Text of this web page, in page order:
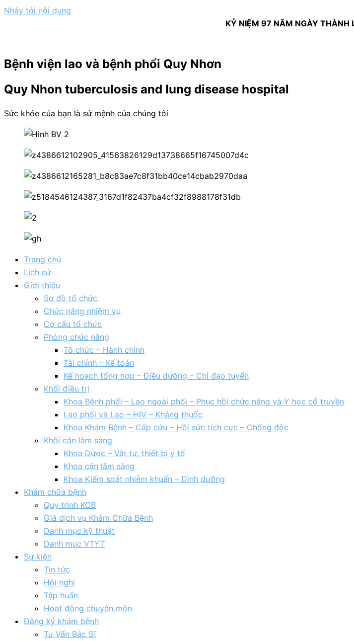
Nhảy tới nội dung
KỶ NIỆM 97 NĂM NGÀY THÀNH
Bệnh viện lao và bệnh phổi Quy Nhơn
Quy Nhon tuberculosis and lung disease hospital
Sức khỏe của bạn là sứ mệnh của chúng tôi
Trang chủ
Lịch sử
Giới thiệu
Sơ đồ tổ chức
Chức năng nhiệm vụ
Cơ cấu tổ chức
Phòng chức năng
Tổ chức – Hành chính
Tài chính – Kế toán
Kế hoạch tổng hợp – Điều dưỡng – Chỉ đạo tuyển
Khối điều trị
Khoa Bệnh phổi – Lao ngoài phổi – Phục hồi chức năng và Y học cổ truyền
Lao phổi và Lao – HIV – Kháng thuốc
Khoa Khám Bệnh – Cấp cứu – Hồi sức tích cực – Chống độc
Khối cận lâm sàng
Khoa Dược – Vật tư, thiết bị y tế
Khoa cận lâm sàng
Khoa Kiểm soát nhiễm khuẩn – Dinh dưỡng
Khám chữa bệnh
Quy trình KCB
Giá dịch vụ Khám Chữa Bệnh
Danh mục kỹ thuật
Danh mục VTYT
Sự kiện
Tin tức
Hội nghị
Tập huấn
Hoạt động chuyên môn
Đăng ký khám bệnh
Tư Vấn Bác Sĩ